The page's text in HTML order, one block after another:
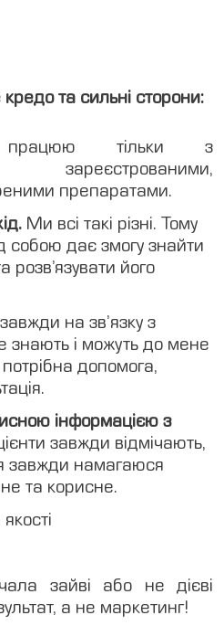
та сильні сторони:
тільки з
зареєстрованими,
препаратами.
Ми всі такі різні. Тому
собою дає змогу знайти
розв’язувати його
на звʼязку з
знають і можуть до мене
допомога,
інформацією з
завжди відмічають,
завжди намагаюся
та корисне.
зайві або не дієві
а не маркетинг!